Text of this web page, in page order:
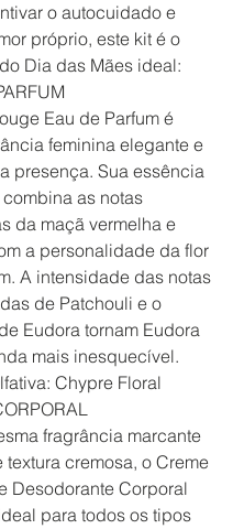
o autocuidado e
próprio, este kit é o
Dia das Mães ideal:
Eau de Parfum é
feminina elegante e
presença. Sua essência
as notas
da maçã vermelha e
a personalidade da flor
A intensidade das notas
de Patchouli e o
Eudora tornam Eudora
mais inesquecível.
Chypre Floral
fragrância marcante
textura cremosa, o Creme
Desodorante Corporal
para todos os tipos